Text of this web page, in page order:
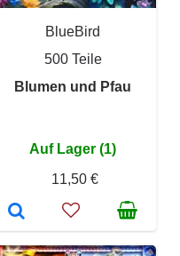
BlueBird
500 Teile
Blumen und Pfau
Auf Lager (1)
11,50 €